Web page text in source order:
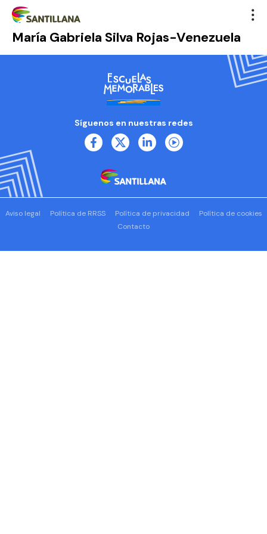
María Gabriela Silva Rojas-Venezuela
Síguenos en nuestras redes
Aviso legal Política de RRSS Política de privacidad
Política de cookies
Contacto